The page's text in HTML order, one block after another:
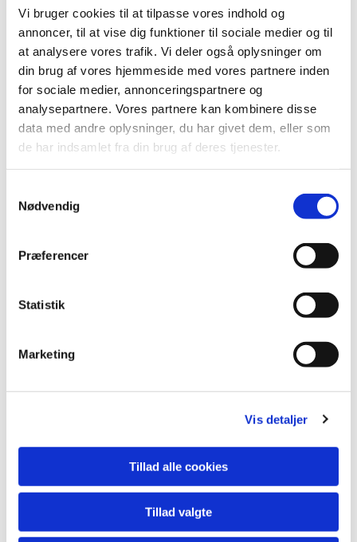
Vi bruger cookies til at tilpasse vores indhold og
annoncer, til at vise dig funktioner til sociale medier og til
at analysere vores trafik. Vi deler også oplysninger om
din brug af vores hjemmeside med vores partnere inden
for sociale medier, annonceringspartnere og
analysepartnere. Vores partnere kan kombinere disse
data med andre oplysninger, du har givet dem, eller som
de har indsamlet fra din brug af deres tjenester.
Nødvendig
Præferencer
Statistik
Marketing
Vis detaljer
Tillad alle cookies
Tillad valgte
Cookiedeklarationen er sidst opdateret d. 18/07/2026
afCookiebot :
Nødvendig (3)
Nødvendige cookies hjælper med at gøre en
hjemmeside brugbar ved at aktivere grundlæggende
funktioner såsom side-navigation og adgang til sikre
områder af hjemmesiden. Hjemmesiden kan ikke
fungere ordentligt uden disse cookies.
__cf_bm
1 dag
sent
brugerens cookie-
for det aktuelle
1 år
Statistik (2)
brugernes interaktion med hjemmesiden, ved at
indsamle og rapportere oplysninger anonymt.